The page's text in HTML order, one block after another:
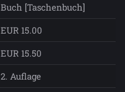
Buch [Taschenbuch]
EUR 15.00
EUR 15.50
2. Auflage